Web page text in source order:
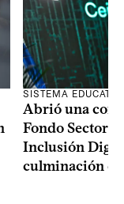
SISTEMA
Abrió una
Fondo
Inclusión
culminación